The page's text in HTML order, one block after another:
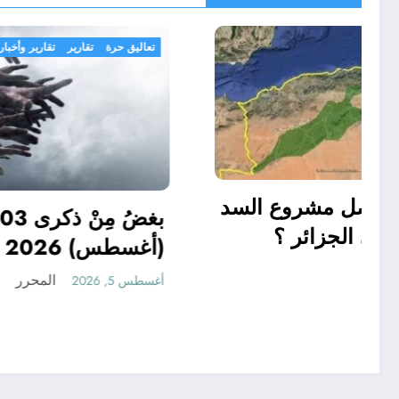
تعاليق حرة
(أغسطس)
أغسطس 5, 2026
الجزائر الحدث
الى أين وصل مشروع السد
الأخضر في الجزائر ؟